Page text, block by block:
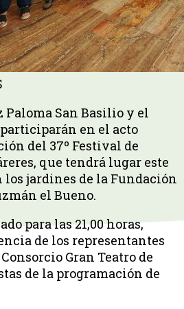
San Basilio y el
en el acto
del 37º Festival de
que tendrá lugar este
los jardines de la Fundación
el Bueno.
para las 21,00 horas,
de los representantes
Gran Teatro de
de la programación de